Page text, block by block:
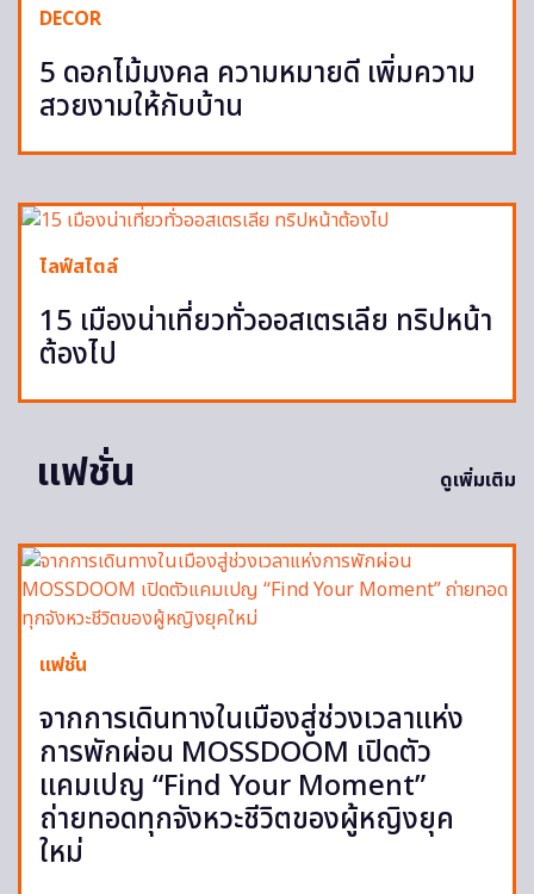
DECOR
5 ดอกไม้มงคล ความหมายดี เพิ่มความ
สวยงามให้กับบ้าน
ไลฟ์สไตล์
15 เมืองน่าเที่ยวทั่วออสเตรเลีย ทริปหน้า
ต้องไป
แฟชั่น ดูเพิ่มเติม
แฟชั่น
จากการเดินทางในเมืองสู่ช่วงเวลาแห่ง
การพักผ่อน MOSSDOOM เปิดตัว
แคมเปญ “Find Your Moment”
ถ่ายทอดทุกจังหวะชีวิตของผู้หญิงยุค
ใหม่